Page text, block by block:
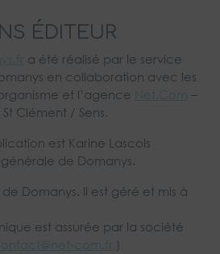
ÉDITEUR
a été réalisé par le service
en collaboration avec les
et l’agence
Net.Com –
Clément / Sens.
est Karine Lascols
de Domanys.
Domanys. Il est géré et mis à
est assurée par la société
com.fr )